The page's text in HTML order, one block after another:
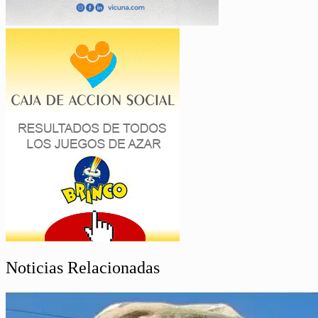
Noticias Relacionadas